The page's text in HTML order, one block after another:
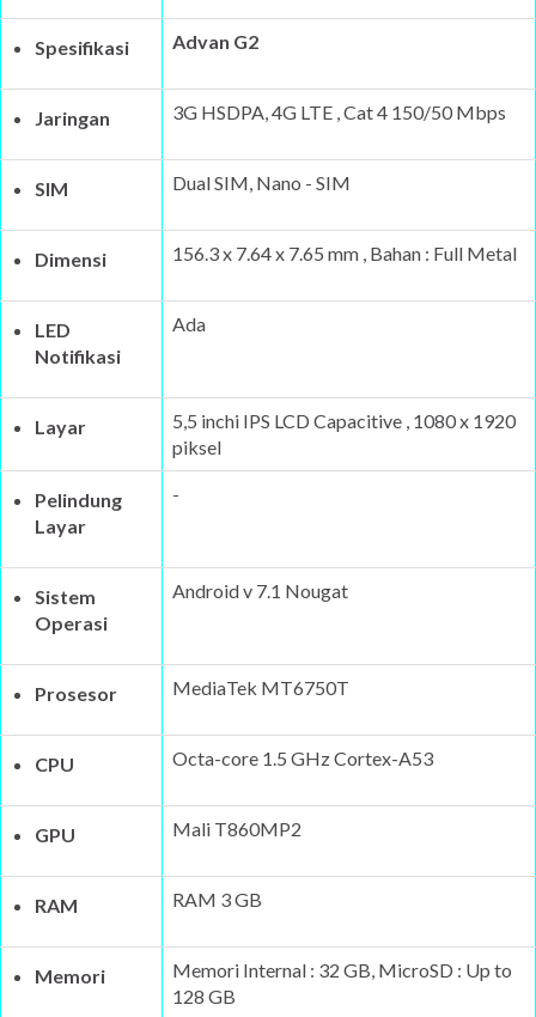
Spesifikasi Advan G2
Jaringan 3G HSDPA, 4G LTE , Cat 4 150/50 Mbps
SIM Dual SIM, Nano - SIM
Dimensi 156.3 x 7.64 x 7.65 mm , Bahan : Full Metal
LED
Notifikasi
Ada
Layar
5,5 inchi IPS LCD Capacitive , 1080 x 1920
piksel
Pelindung
Layar
-
Sistem
Operasi
Android v 7.1 Nougat
Prosesor MediaTek MT6750T
CPU Octa-core 1.5 GHz Cortex-A53
GPU Mali T860MP2
RAM RAM 3 GB
Memori
Memori Internal : 32 GB, MicroSD : Up to
128 GB